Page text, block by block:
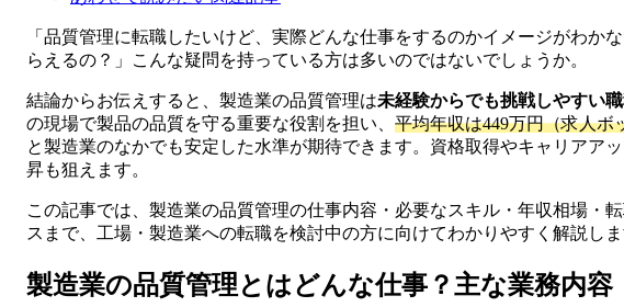
「品質管理に転職したいけど、実際どんな仕事をするのかイメージがわか
らえるの？」こんな疑問を持っている方は多いのではないでしょうか。
結論からお伝えすると、製造業の品質管理は未経験からでも挑戦しやすい
の現場で製品の品質を守る重要な役割を担い、 平均年収は449万円（求人ボ
と製造業のなかでも安定した水準が期待できます。資格取得やキャリアア
昇も狙えます。
この記事では、製造業の品質管理の仕事内容・必要なスキル・年収相場・
スまで、工場・製造業への転職を検討中の方に向けてわかりやすく解説しま
製造業の品質管理とはどんな仕事？主な業務内容